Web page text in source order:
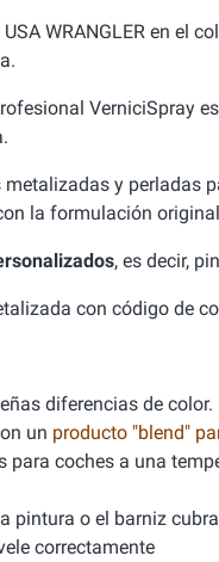
WRANGLER en el
VerniciSpray
y perladas
la formulación
, es decir,
con código de
diferencias de
un producto "blend"
para coches a una
pintura o el barniz
correctamente